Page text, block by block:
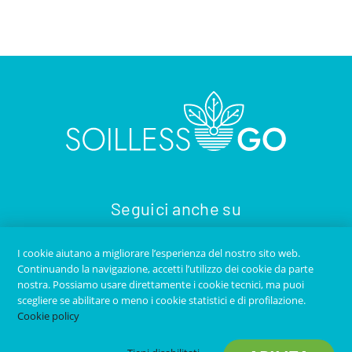
Seguici anche su
- Tutti i diritti riservati -
I cookie aiutano a migliorare l’esperienza del nostro sito web.
Continuando la navigazione, accetti l’utilizzo dei cookie da parte
nostra. Possiamo usare direttamente i cookie tecnici, ma puoi
scegliere se abilitare o meno i cookie statistici e di profilazione.
Cookie policy